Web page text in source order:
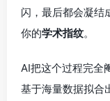
闪，最后都会凝结
你的学术指纹。
AI把这个过程完全
基于海量数据拟合